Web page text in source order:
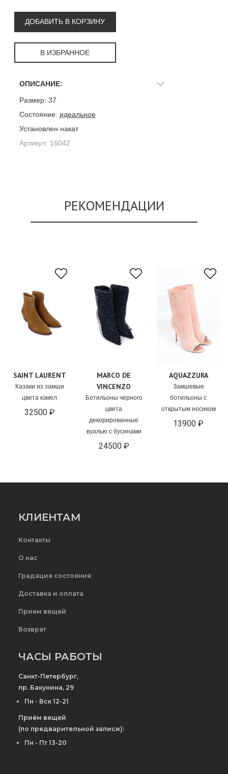
ДОБАВИТЬ В КОРЗИНУ
В ИЗБРАННОЕ
ОПИСАНИЕ:
Размер: 37
Состояние: идеальное
Установлен накат
Артикул: 16042
РЕКОМЕНДАЦИИ
SAINT LAURENT
Казаки из замши
цвета кэмел
32500 ₽
MARCO DE
VINCENZO
Ботильоны черного
цвета
декорированные
вуалью с бусинами
24500 ₽
AQUAZZURA
Замшевые
ботильоны с
открытым носиком
13900 ₽
КЛИЕНТАМ
Контакты
О нас
Градация состояния
Доставка и оплата
Прием вещей
Возврат
ЧАСЫ РАБОТЫ
Санкт-Петербург,
пр. Бакунина, 29
Пн - Вск 12-21
Приём вещей
(по предварительной записи):
Пн - Пт 13-20